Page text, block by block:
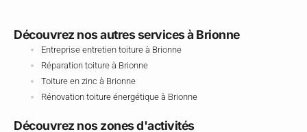
Découvrez nos autres services à Brionne
Entreprise entretien toiture à Brionne
Réparation toiture à Brionne
Toiture en zinc à Brionne
Rénovation toiture énergétique à Brionne
Découvrez nos zones d'activités